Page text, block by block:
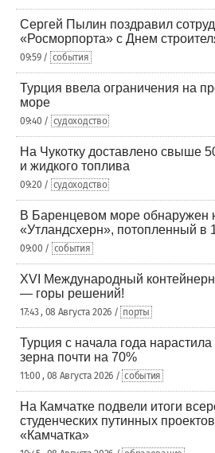
Сергей Пылин поздравил
«Росморпорта» с Днем
09:59 / события
Турция ввела ограничения на
море
09:40 / судоходство
На Чукотку доставлено свыше
и жидкого топлива
09:20 / судоходство
В Баренцевом море обнаружен
«Утландсхерн», потопленный в
09:00 / события
XVI Международный
— горы решений!
17:43 , 08 Августа 2026 / порты
Турция с начала года
зерна почти на 70%
11:00 , 08 Августа 2026 / события
На Камчатке подвели итоги
студенческих путинных
«Камчатка»